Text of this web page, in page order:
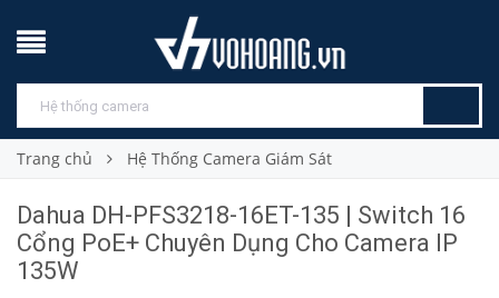
Trang chủ Hệ Thống Camera Giám Sát
Dahua DH-PFS3218-16ET-135 | Switch 16
Cổng PoE+ Chuyên Dụng Cho Camera IP
135W